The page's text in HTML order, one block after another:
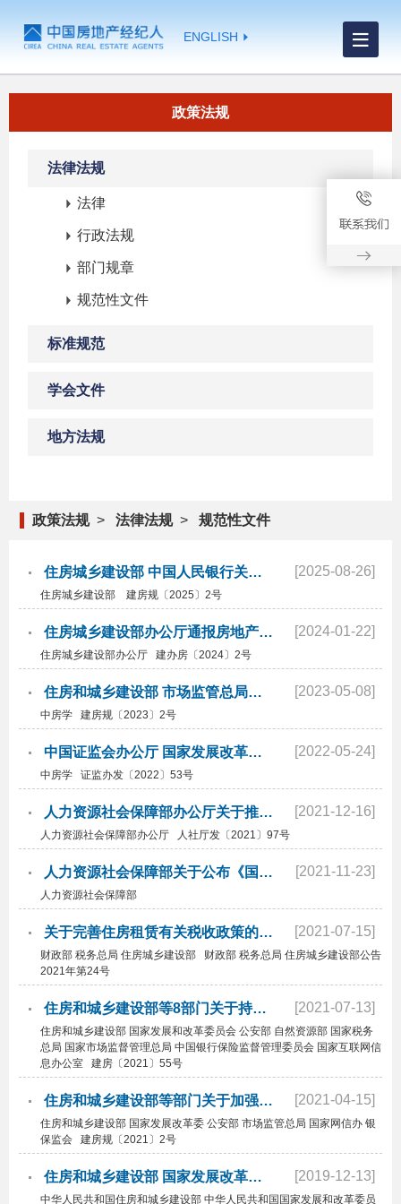
ENGLISH
政策法规
法律法规
法律
行政法规
部门规章
规范性文件
标准规范
学会文件
地方法规
政策法规> 法律法规> 规范性文件
住房城乡建设部 中国人民银行关于印发《房地产从业机构反洗钱工作管理办法》的通知 [2025-08-26]
住房城乡建设部 建房规〔2025〕2号
住房城乡建设部办公厅通报房地产中介行业侵犯公民个人信息违法违规典型案例 [2024-01-22]
住房城乡建设部办公厅 建办房〔2024〕2号
住房和城乡建设部 市场监管总局关于规范房地产经纪服务的意见 [2023-05-08]
中房学 建房规〔2023〕2号
中国证监会办公厅 国家发展改革委办公厅关于规范做好保障性租赁住房试点发行基础设施领域不动产投... [2022-05-24]
中房学 证监办发〔2022〕53号
人力资源社会保障部办公厅关于推行专业技术人员职业资格电子证书的通知 [2021-12-16]
人力资源社会保障部办公厅 人社厅发〔2021〕97号
人力资源社会保障部关于公布《国家职业资格目录（2021年版）》的公告 [2021-11-23]
人力资源社会保障部
关于完善住房租赁有关税收政策的公告 [2021-07-15]
财政部 税务总局 住房城乡建设部 财政部 税务总局 住房城乡建设部公告
2021年第24号
住房和城乡建设部等8部门关于持续整治规范房地产市场秩序的通知 [2021-07-13]
住房和城乡建设部 国家发展和改革委员会 公安部 自然资源部 国家税务
总局 国家市场监督管理总局 中国银行保险监督管理委员会 国家互联网信
息办公室 建房〔2021〕55号
住房和城乡建设部等部门关于加强轻资产住房租赁企业监管的意见 [2021-04-15]
住房和城乡建设部 国家发展改革委 公安部 市场监管总局 国家网信办 银
保监会 建房规〔2021〕2号
住房和城乡建设部 国家发展改革委 公安部市场监管总局 银保监会 国家网信办关于整顿规范住房租... [2019-12-13]
中华人民共和国住房和城乡建设部 中华人民共和国国家发展和改革委员